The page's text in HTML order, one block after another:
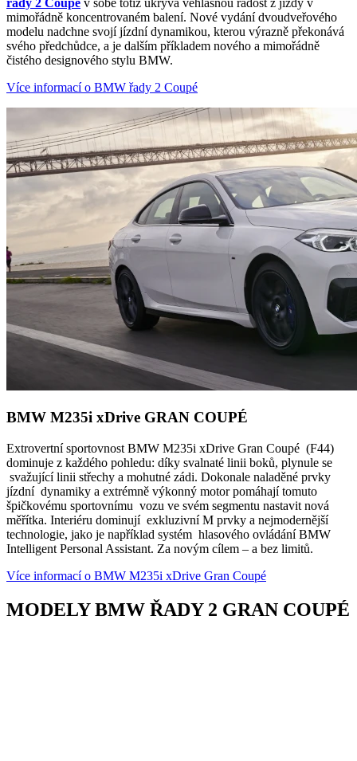
řady 2 Coupé v sobě totiž ukrývá věhlasnou radost z jízdy v
mimořádně koncentrovaném balení. Nové vydání dvoudveřového
modelu nadchne svojí jízdní dynamikou, kterou výrazně překonává
svého předchůdce, a je dalším příkladem nového a mimořádně
čistého designového stylu BMW.
Více informací o BMW řady 2 Coupé
BMW M235i xDrive GRAN COUPÉ
Extrovertní sportovnost BMW M235i xDrive Gran Coupé (F44)
dominuje z každého pohledu: díky svalnaté linii boků, plynule se
svažující linii střechy a mohutné zádi. Dokonale naladěné prvky
jízdní dynamiky a extrémně výkonný motor pomáhají tomuto
špičkovému sportovnímu vozu ve svém segmentu nastavit nová
měřítka. Interiéru dominují exkluzivní M prvky a nejmodernější
technologie, jako je například systém hlasového ovládání BMW
Intelligent Personal Assistant. Za novým cílem – a bez limitů.
Více informací o BMW M235i xDrive Gran Coupé
MODELY BMW ŘADY 2 GRAN COUPÉ